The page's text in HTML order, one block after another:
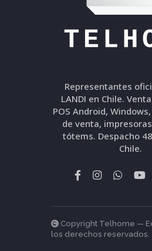
Representantes
LANDI en Chile.
POS Android,
de venta,
tótems. Despacho
Chile.
Copyright Telhome —
los derechos reservados.